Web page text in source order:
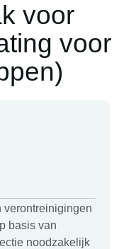
voor
voor
verontreinigingen
basis van
noodzakelijk